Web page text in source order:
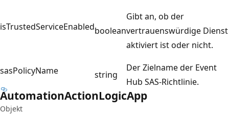
isTrustedServiceEnabledboolean
Gibt an, ob der
vertrauenswürdige Dienst
aktiviert ist oder nicht.
sasPolicyName string
Der Zielname der Event
Hub SAS-Richtlinie.
AutomationActionLogicApp
Objekt